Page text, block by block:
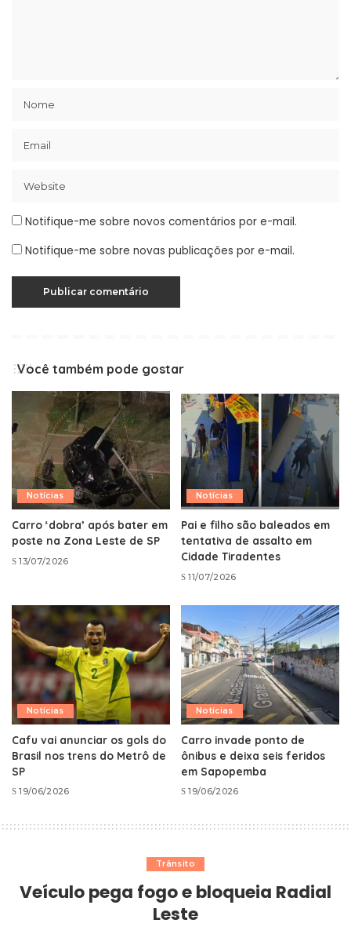
Notifique-me sobre novos comentários por e-mail.
Notifique-me sobre novas publicações por e-mail.
Você também pode gostar
Notícias
Carro ‘dobra’ após bater em
poste na Zona Leste de SP
13/07/2026
Notícias
Pai e filho são baleados em
tentativa de assalto em
Cidade Tiradentes
11/07/2026
Notícias
Cafu vai anunciar os gols do
Brasil nos trens do Metrô de
SP
19/06/2026
Notícias
Carro invade ponto de
ônibus e deixa seis feridos
em Sapopemba
19/06/2026
Trânsito
Veículo pega fogo e bloqueia Radial
Leste